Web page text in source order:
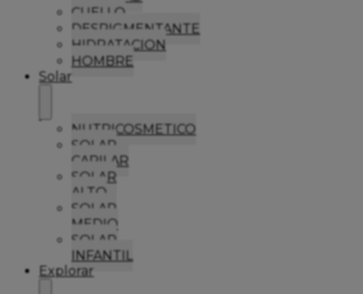
CUELLO
DESPIGMENTANTE
HIDRATACION
HOMBRE
Solar
NUTRICOSMETICO
SOLAR
CAPILAR
SOLAR
ALTO
SOLAR
MEDIO
SOLAR
INFANTIL
Explorar